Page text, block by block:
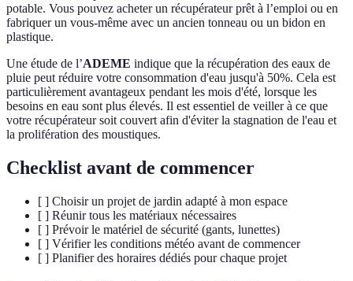
potable. Vous pouvez acheter un récupérateur prêt à l’emploi ou en
fabriquer un vous-même avec un ancien tonneau ou un bidon en
plastique.
Une étude de l’ADEME indique que la récupération des eaux de
pluie peut réduire votre consommation d'eau jusqu'à 50%. Cela est
particulièrement avantageux pendant les mois d'été, lorsque les
besoins en eau sont plus élevés. Il est essentiel de veiller à ce que
votre récupérateur soit couvert afin d'éviter la stagnation de l'eau et
la prolifération des moustiques.
Checklist avant de commencer
[ ] Choisir un projet de jardin adapté à mon espace
[ ] Réunir tous les matériaux nécessaires
[ ] Prévoir le matériel de sécurité (gants, lunettes)
[ ] Vérifier les conditions météo avant de commencer
[ ] Planifier des horaires dédiés pour chaque projet